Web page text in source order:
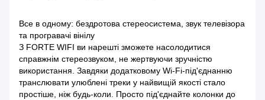
Все в одному: бездротова стереосистема, звук телевізора
та програвачі вінілу
З FORTE WIFI ви нарешті зможете насолодитися
справжнім стереозвуком, не жертвуючи зручністю
використання. Завдяки додатковому Wi-Fi-під'єднанню
транслювати улюблені треки у найвищій якості стало
простіше, ніж будь-коли. Просто під'єднайте колонки до